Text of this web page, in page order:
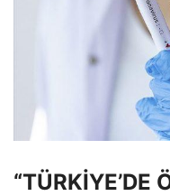
“TÜRKİYE’DE